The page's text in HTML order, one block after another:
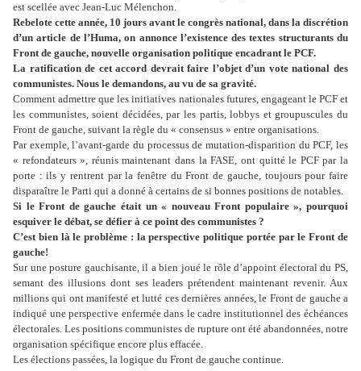
est scellée avec Jean-Luc Mélenchon.
Rebelote cette année, 10 jours avant le congrès national, dans la discrétion
d’un article de l’Huma, on annonce l’existence des textes structurants du
Front de gauche, nouvelle organisation politique encadrant le PCF.
La ratification de cet accord devrait faire l’objet d’un vote national des
communistes. Nous le demandons, au vu de sa gravité.
Comment admettre que les initiatives nationales futures, engageant le PCF et
les communistes, soient décidées, par les partis, lobbys et groupuscules du
Front de gauche, suivant la règle du « consensus » entre organisations.
Par exemple, l’avant-garde du processus de mutation-disparition du PCF, les
« refondateurs », réunis maintenant dans la FASE, ont quitté le PCF par la
porte : ils y rentrent par la fenêtre du Front de gauche, toujours pour faire
disparaître le Parti qui a donné à certains de si bonnes positions de notables.
Si le Front de gauche était un « nouveau Front populaire », pourquoi
esquiver le débat, se défier à ce point des communistes ?
C’est bien là le problème : la perspective politique portée par le Front de
gauche!
Sur une posture gauchisante, il a bien joué le rôle d’appoint électoral du PS,
semant des illusions dont ses leaders prétendent maintenant revenir. Aux
millions qui ont manifesté et lutté ces dernières années, le Front de gauche a
indiqué une perspective enfermée dans le cadre institutionnel des échéances
électorales. Les positions communistes de rupture ont été abandonnées, notre
organisation spécifique encore plus effacée.
Les élections passées, la logique du Front de gauche continue.